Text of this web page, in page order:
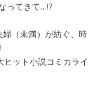
ってきて…!?
（未満）が紡ぐ、時
ット小説コミカライ